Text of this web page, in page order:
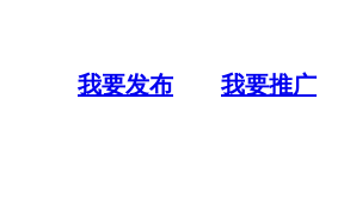
我要发布 我要推广